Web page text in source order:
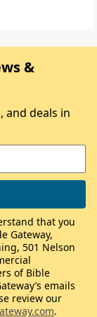
&
and deals in
that you
Gateway,
501 Nelson
of Bible
emails
review our
.